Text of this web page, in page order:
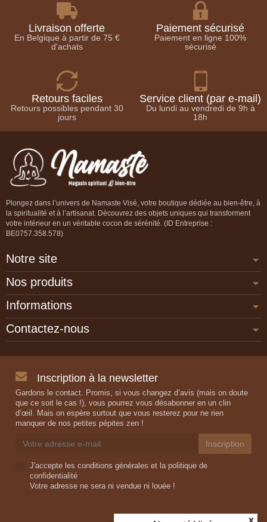
Livraison offerte
En Belgique à partir de 75 €
d'achats
Paiement sécurisé
Paiement en ligne 100%
sécurisé
Retours faciles
Retours possibles pendant 30
jours
Service client (par e-mail)
Du lundi au vendredi de 9h à
18h
Plongez dans l’univers de Namaste Visé, votre boutique dédiée au bien-être, à
la spiritualité et à l’artisanat. Découvrez des objets uniques qui transforment
votre intérieur en un véritable cocon de sérénité. (ID Entreprise :
BE0757.358.578)
Notre site
Nos produits
Informations
Contactez-nous
Inscription à la newsletter
Gardons le contact. Promis, si vous changez d’avis (mais on doute
que ce soit le cas !), vous pourrez vous désabonner en un clin
d’œil. Mais on espère surtout que vous resterez pour ne rien
manquer de nos petites pépites zen !
J'accepte les conditions générales et la politique de
confidentialité
Votre adresse ne sera ni vendue ni louée !
x